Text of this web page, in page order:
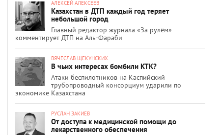
АЛЕКСЕЙ АЛЕКСЕЕВ
Казахстан в ДТП каждый год теряет
небольшой город
Главный редактор журнала «За рулём»
комментирует ДТП на Аль-Фараби
ВЯЧЕСЛАВ ЩЕКУНСКИХ
В чьих интересах бомбили КТК?
Атаки беспилотников на Каспийский
трубопроводный консорциум ударили по
экономике Казахстана
РУСЛАН ЗАКИЕВ
От доступа к медицинской помощи до
лекарственного обеспечения